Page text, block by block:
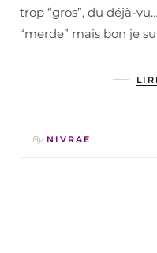
trop “gros”, du déjà-
“merde” mais bon je
By NIVRAE